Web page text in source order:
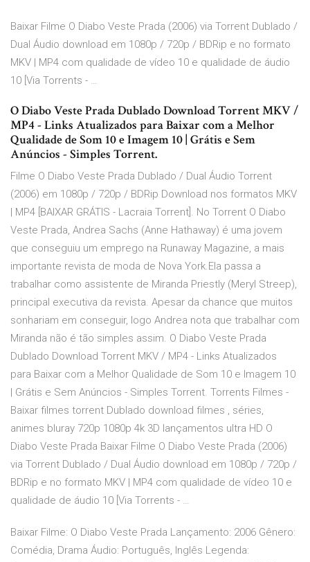
Baixar Filme O Diabo Veste Prada (2006) via Torrent Dublado /
Dual Áudio download em 1080p / 720p / BDRip e no formato
MKV | MP4 com qualidade de vídeo 10 e qualidade de áudio
10 [Via Torrents - …
O Diabo Veste Prada Dublado Download Torrent MKV /
MP4 - Links Atualizados para Baixar com a Melhor
Qualidade de Som 10 e Imagem 10 | Grátis e Sem
Anúncios - Simples Torrent.
Filme O Diabo Veste Prada Dublado / Dual Áudio Torrent
(2006) em 1080p / 720p / BDRip Download nos formatos MKV
| MP4 [BAIXAR GRÁTIS - Lacraia Torrent]. No Torrent O Diabo
Veste Prada, Andrea Sachs (Anne Hathaway) é uma jovem
que conseguiu um emprego na Runaway Magazine, a mais
importante revista de moda de Nova York.Ela passa a
trabalhar como assistente de Miranda Priestly (Meryl Streep),
principal executiva da revista. Apesar da chance que muitos
sonhariam em conseguir, logo Andrea nota que trabalhar com
Miranda não é tão simples assim. O Diabo Veste Prada
Dublado Download Torrent MKV / MP4 - Links Atualizados
para Baixar com a Melhor Qualidade de Som 10 e Imagem 10
| Grátis e Sem Anúncios - Simples Torrent. Torrents Filmes -
Baixar filmes torrent Dublado download filmes , séries,
animes bluray 720p 1080p 4k 3D lançamentos ultra HD O
Diabo Veste Prada Baixar Filme O Diabo Veste Prada (2006)
via Torrent Dublado / Dual Áudio download em 1080p / 720p /
BDRip e no formato MKV | MP4 com qualidade de vídeo 10 e
qualidade de áudio 10 [Via Torrents - …
Baixar Filme: O Diabo Veste Prada Lançamento: 2006 Gênero:
Comédia, Drama Áudio: Português, Inglês Legenda: